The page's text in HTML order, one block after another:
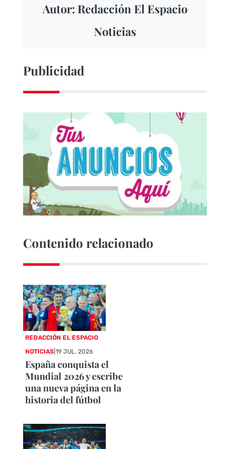
Autor: Redacción El Espacio
Noticias
Publicidad
Contenido relacionado
REDACCIÓN EL ESPACIO
NOTICIAS |19 JUL, 2026
España conquista el
Mundial 2026 y escribe
una nueva página en la
historia del fútbol